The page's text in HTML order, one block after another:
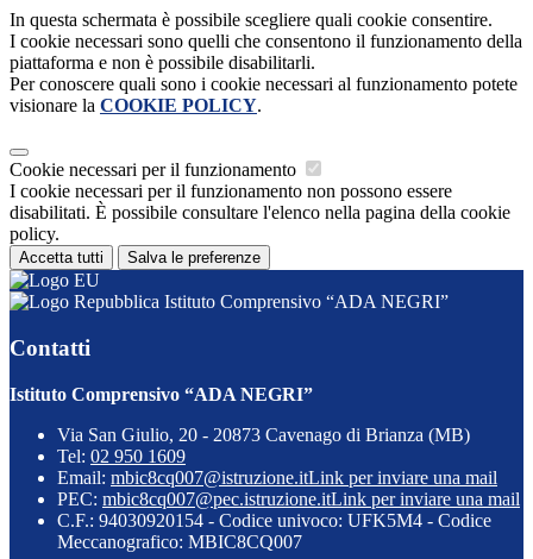
In questa schermata è possibile scegliere quali cookie consentire.
I cookie necessari sono quelli che consentono il funzionamento della
piattaforma e non è possibile disabilitarli.
Per conoscere quali sono i cookie necessari al funzionamento potete
visionare la COOKIE POLICY.
Cookie necessari per il funzionamento
I cookie necessari per il funzionamento non possono essere
disabilitati. È possibile consultare l'elenco nella pagina della cookie
policy.
Accetta tutti Salva le preferenze
Istituto Comprensivo “ADA NEGRI”
Contatti
Istituto Comprensivo “ADA NEGRI”
Via San Giulio, 20 - 20873 Cavenago di Brianza (MB)
Tel: 02 950 1609
Email: mbic8cq007@istruzione.itLink per inviare una mail
PEC: mbic8cq007@pec.istruzione.itLink per inviare una mail
C.F.: 94030920154 - Codice univoco: UFK5M4 - Codice
Meccanografico: MBIC8CQ007